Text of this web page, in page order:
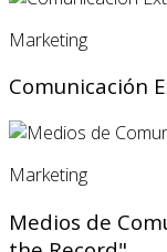
Marketing
Comunicación
Marketing
Medios de